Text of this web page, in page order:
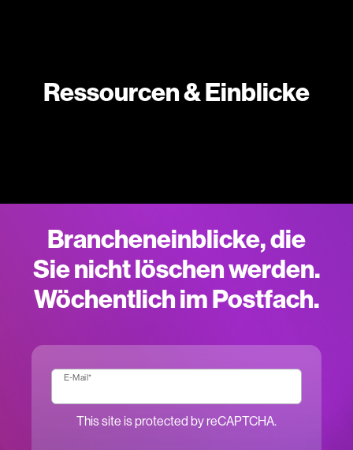
Ressourcen & Einblicke
Brancheneinblicke, die
Sie nicht löschen werden.
Wöchentlich im Postfach.
E-Mail*
This site is protected by reCAPTCHA.